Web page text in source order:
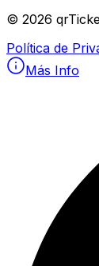
© 2026
Política de
Más Info